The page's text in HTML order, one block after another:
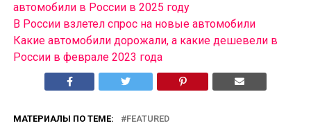
автомобили в России в 2025 году
В России взлетел спрос на новые автомобили
Какие автомобили дорожали, а какие дешевели в
России в феврале 2023 года
МАТЕРИАЛЫ ПО ТЕМЕ: FEATURED